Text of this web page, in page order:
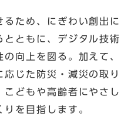
るため、にぎわい創出に
とともに、デジタル技術
向上を図る。加えて、
じた防災・減災の取り
どもや高齢者にやさし
を目指します。